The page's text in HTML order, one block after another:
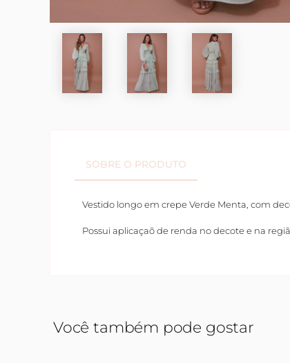
SOBRE O PRODUTO
Vestido longo em crepe Verde Menta, com
Possui aplicaçaõ de renda no decote e na
Você também pode gostar